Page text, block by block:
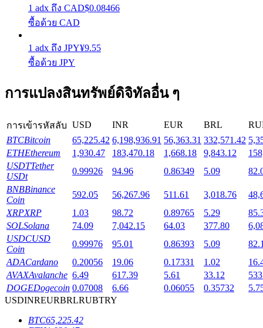
Launchpool
การเซ้งแบบยืดหยุ่นเพื่อรับโทเคนยอดนิยม
การล็อค BTR
การลงทุนพิเศษสำหรับผู้ถือ BTR
เงินกู้
1 adx ถึง CAD$0.08466
ซื้อด้วย CAD
1 adx ถึง JPY¥9.55
ซื้อด้วย JPY
การแปลงสินทรัพย์ดิจิทัลอื่น ๆ
การเข้ารหัสลับ USD INR EUR BRL
BTCBitcoin 65,225.42 6,198,936.91 56,363.31 332,571.42
ETHEthereum 1,930.47 183,470.18 1,668.18 9,843.12
USDTTether
USDt
0.99926 94.96 0.86349 5.09
BNBBinance
Coin
592.05 56,267.96 511.61 3,018.76
XRPXRP 1.03 98.72 0.89765 5.29
SOLSolana 74.09 7,042.15 64.03 377.80
USDCUSD
Coin
0.99976 95.01 0.86393 5.09
ADACardano 0.20056 19.06 0.17331 1.02
AVAXAvalanche 6.49 617.39 5.61 33.12
DOGEDogecoin 0.07008 6.66 0.06055 0.35732
USDINREURBRLRUBTRY
BTC65,225.42